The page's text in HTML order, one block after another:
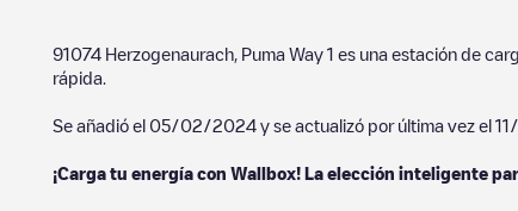
91074 Herzogenaurach, Puma Way 1 es una estación de
rápida.
Se añadió el 05/02/2024 y se actualizó por última vez el
¡Carga tu energía con Wallbox! La elección inteligente